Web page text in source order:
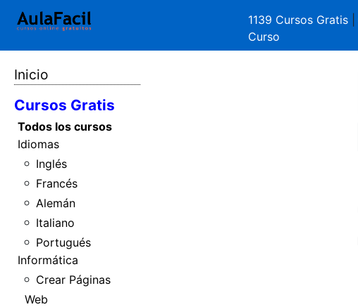
1139 Cursos Gratis
Curso
Inicio
Cursos Gratis
Todos los cursos
Idiomas
Inglés
Francés
Alemán
Italiano
Portugués
Informática
Crear Páginas
Web